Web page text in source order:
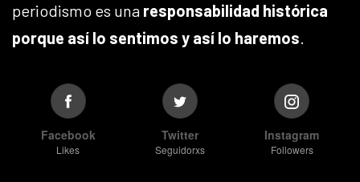
periodismo es una responsabilidad histórica
porque así lo sentimos y así lo haremos.
Facebook
Likes
Twitter
Seguidorxs
Instagram
Followers